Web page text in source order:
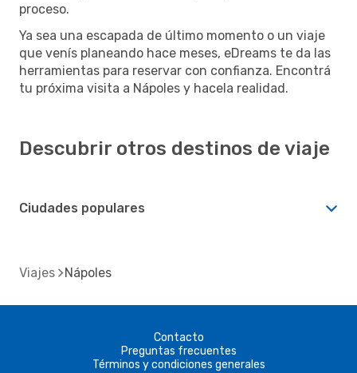
proceso.
Ya sea una escapada de último momento o un viaje
que venís planeando hace meses, eDreams te da las
herramientas para reservar con confianza. Encontrá
tu próxima visita a Nápoles y hacela realidad.
Descubrir otros destinos de viaje
Ciudades populares
Viajes Nápoles
Contacto
Preguntas frecuentes
Términos y condiciones generales